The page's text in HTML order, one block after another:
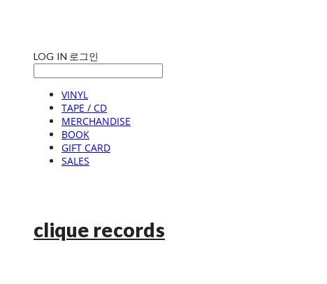
LOG IN 로그인
VINYL
TAPE / CD
MERCHANDISE
BOOK
GIFT CARD
SALES
clique records